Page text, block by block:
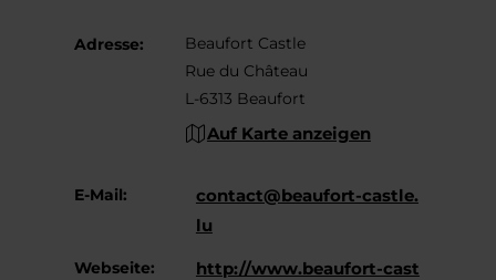
Adresse:
Beaufort Castle
Rue du Château
L-6313 Beaufort
Auf Karte anzeigen
E-Mail:
contact@beaufort-castle.
lu
Webseite:
http://www.beaufort-cast